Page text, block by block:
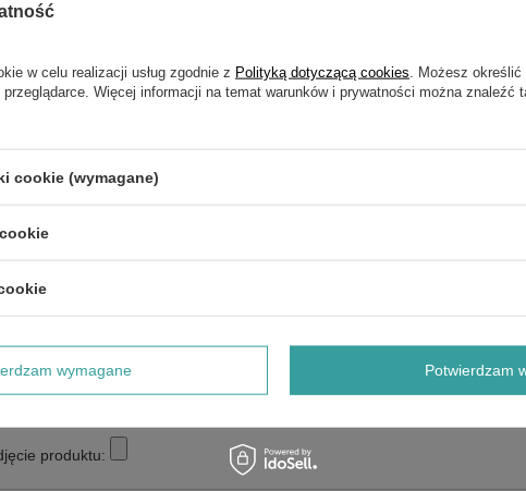
NAPISZ SWOJĄ OPINIĘ
produktu:
w celu realizacji usług zgodnie z Polityką dotyczącą cookies . Możesz
Więcej informacji na temat warunków i prywatności można znaleźć
cookie (wymagane)
wymagane Potwierdzam